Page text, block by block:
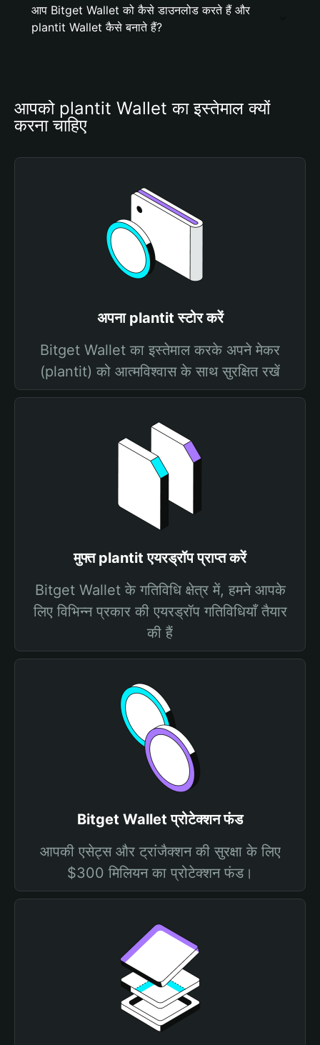
आप Bitget Wallet को कैसे डाउनलोड करते हैं और
plantit Wallet कैसे बनाते हैं?
आपको plantit Wallet का इस्तेमाल क्यों
करना चाहिए
अपना plantit स्टोर करें
Bitget Wallet का इस्तेमाल करके अपने मेकर
(plantit) को आत्मविश्वास के साथ सुरक्षित रखें
मुफ्त plantit एयरड्रॉप प्राप्त करें
Bitget Wallet के गतिविधि क्षेत्र में, हमने आपके
लिए विभिन्न प्रकार की एयरड्रॉप गतिविधियाँ तैयार
की हैं
Bitget Wallet प्रोटेक्शन फंड
आपकी एसेट्स और ट्रांजैक्शन की सुरक्षा के लिए
$300 मिलियन का प्रोटेक्शन फंड।